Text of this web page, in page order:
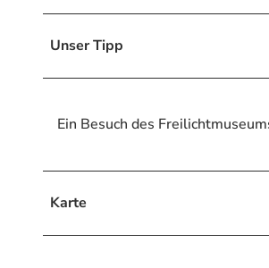
Unser Tipp
Ein Besuch des
Karte